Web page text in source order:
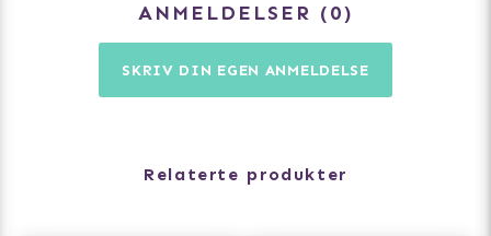
metalldelene med høyteknologisk ultrasterk,
superlett og delvis resirkulert plast.
Størrelser: Brystmål (måles rundt hundens brystkasse
ANMELDELSER 0
SKRIV DIN EGEN ANMELDELSE
Relaterte produkter